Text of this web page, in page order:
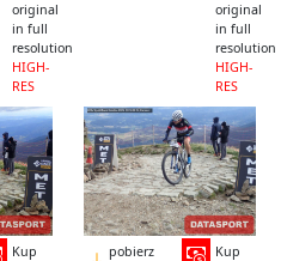
original
in full
resolution
HIGH-
RES
original
in full
resolution
HIGH-
RES
Kup
pobierz
Kup